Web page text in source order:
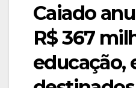
Caiado
R$ 367
educação,